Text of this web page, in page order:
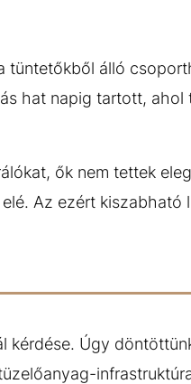
tüntetőkből álló
hat napig tartott,
ők nem tettek
Az ezért kiszabható
kérdése. Úgy